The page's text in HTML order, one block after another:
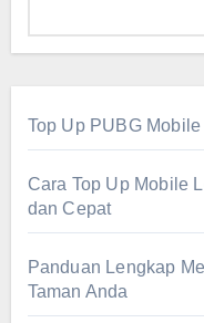
Top Up PUBG
Cara Top Up Mobile
dan Cepat
Panduan Lengkap
Taman Anda